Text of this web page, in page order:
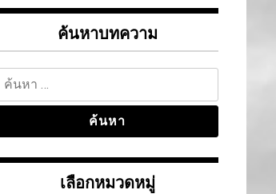
ค้นหาบทความ
นหา
ำหรับ:
เลือกหมวดหมู่